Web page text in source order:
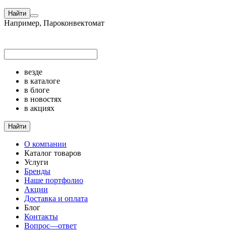
Найти
Например, Пароконвектомат
везде
в каталоге
в блоге
в новостях
в акциях
Найти
О компании
Каталог товаров
Услуги
Бренды
Наше портфолио
Акции
Доставка и оплата
Блог
Контакты
Вопрос—ответ